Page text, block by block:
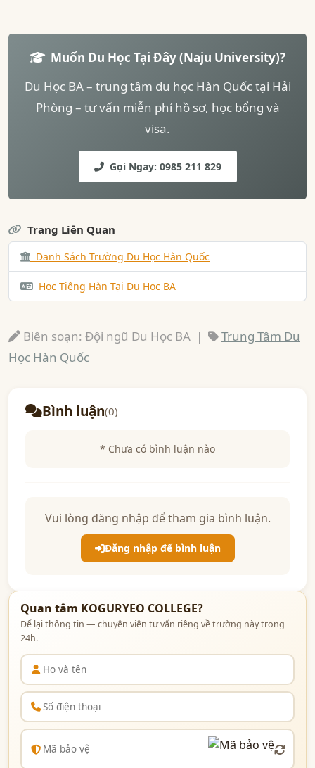
Muốn Du Học Tại Đây (Naju University)?
Du Học BA – trung tâm du học Hàn Quốc tại Hải
Phòng – tư vấn miễn phí hồ sơ, học bổng và
visa.
Gọi Ngay: 0985 211 829
Trang Liên Quan
Danh Sách Trường Du Học Hàn Quốc
Học Tiếng Hàn Tại Du Học BA
Biên soạn: Đội ngũ Du Học BA |
Trung Tâm Du
Học Hàn Quốc
Bình luận(0)
* Chưa có bình luận nào
Vui lòng đăng nhập để tham gia bình luận.
Đăng nhập để bình luận
Quan tâm KOGURYEO COLLEGE?
Để lại thông tin — chuyên viên tư vấn riêng về trường này trong
24h.